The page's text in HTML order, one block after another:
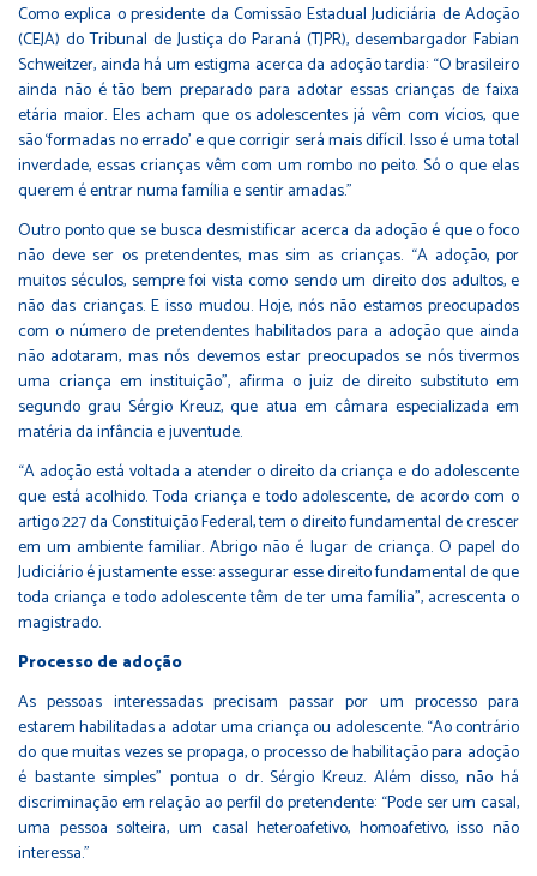
Como explica o presidente da Comissão Estadual Judiciária de Adoção
(CEJA) do Tribunal de Justiça do Paraná (TJPR), desembargador Fabian
Schweitzer, ainda há um estigma acerca da adoção tardia: “O brasileiro
ainda não é tão bem preparado para adotar essas crianças de faixa
etária maior. Eles acham que os adolescentes já vêm com vícios, que
são ‘formadas no errado’ e que corrigir será mais difícil. Isso é uma total
inverdade, essas crianças vêm com um rombo no peito. Só o que elas
querem é entrar numa família e sentir amadas.”
Outro ponto que se busca desmistificar acerca da adoção é que o foco
não deve ser os pretendentes, mas sim as crianças. “A adoção, por
muitos séculos, sempre foi vista como sendo um direito dos adultos, e
não das crianças. E isso mudou. Hoje, nós não estamos preocupados
com o número de pretendentes habilitados para a adoção que ainda
não adotaram, mas nós devemos estar preocupados se nós tivermos
uma criança em instituição”, afirma o juiz de direito substituto em
segundo grau Sérgio Kreuz, que atua em câmara especializada em
matéria da infância e juventude.
“A adoção está voltada a atender o direito da criança e do adolescente
que está acolhido. Toda criança e todo adolescente, de acordo com o
artigo 227 da Constituição Federal, tem o direito fundamental de crescer
em um ambiente familiar. Abrigo não é lugar de criança. O papel do
Judiciário é justamente esse: assegurar esse direito fundamental de que
toda criança e todo adolescente têm de ter uma família”, acrescenta o
magistrado.
Processo de adoção
As pessoas interessadas precisam passar por um processo para
estarem habilitadas a adotar uma criança ou adolescente. “Ao contrário
do que muitas vezes se propaga, o processo de habilitação para adoção
é bastante simples” pontua o dr. Sérgio Kreuz. Além disso, não há
discriminação em relação ao perfil do pretendente: “Pode ser um casal,
uma pessoa solteira, um casal heteroafetivo, homoafetivo, isso não
interessa.”